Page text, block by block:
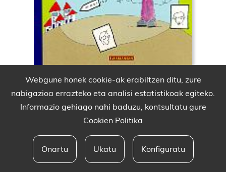
Webgune honek cookie-ak erabiltzen ditu, zure
nabigazioa errazteko eta analisi estatistikoak egiteko.
Informazio gehiago nahi baduzu, kontsultatu gure
Cookien Politika
Onartu Ukatu Konfiguratu